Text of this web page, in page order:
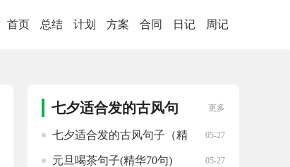
首页 总结 计划 方案 合同 日记 周记
七夕适合发的古风句
子推荐
更多
七夕适合发的古风句子（精
05-27
元旦喝茶句子(精华70句) 05-27